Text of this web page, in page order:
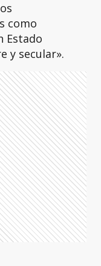
como
Estado
y secular».